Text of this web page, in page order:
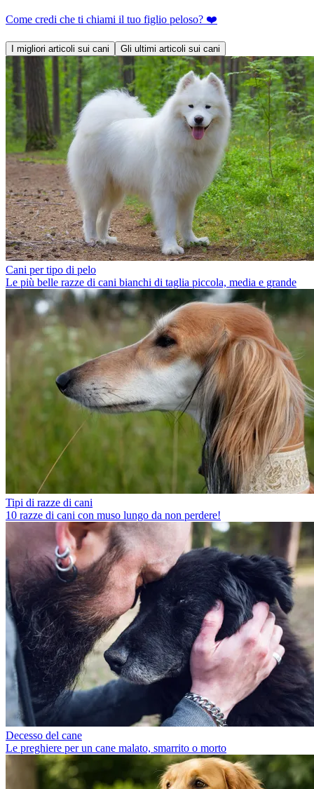
Come credi che ti chiami il tuo figlio peloso? ❤️
I migliori articoli sui cani Gli ultimi articoli sui cani
Cani per tipo di pelo
Le più belle razze di cani bianchi di taglia piccola, media e grande
Tipi di razze di cani
10 razze di cani con muso lungo da non perdere!
Decesso del cane
Le preghiere per un cane malato, smarrito o morto